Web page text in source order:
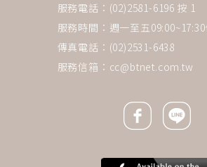
服務電話：(02)2581-6196 按 1
服務時間：週一至五
傳真電話：(02)2531-6438
服務信箱： cc@btnet.com.tw
Facebook icon
Line icon